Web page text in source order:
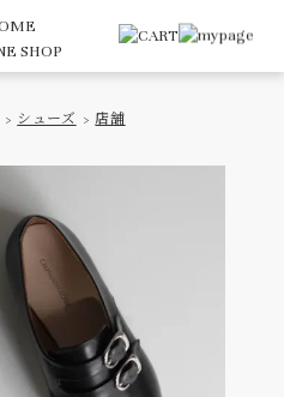
> シューズ > 店舗